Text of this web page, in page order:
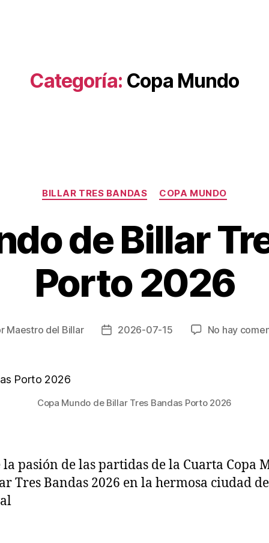
Categoría: Copa Mundo
Categorías
BILLAR TRES BANDAS COPA MUNDO
de Billar
Porto 2026
Maestro del Billar
Fecha2026-07-15 No hay
Copa Mundo de Billar Tres Bandas Porto 2026
la pasión de las partidas de la Cuarta Copa
Tres Bandas 2026 en la hermosa ciudad